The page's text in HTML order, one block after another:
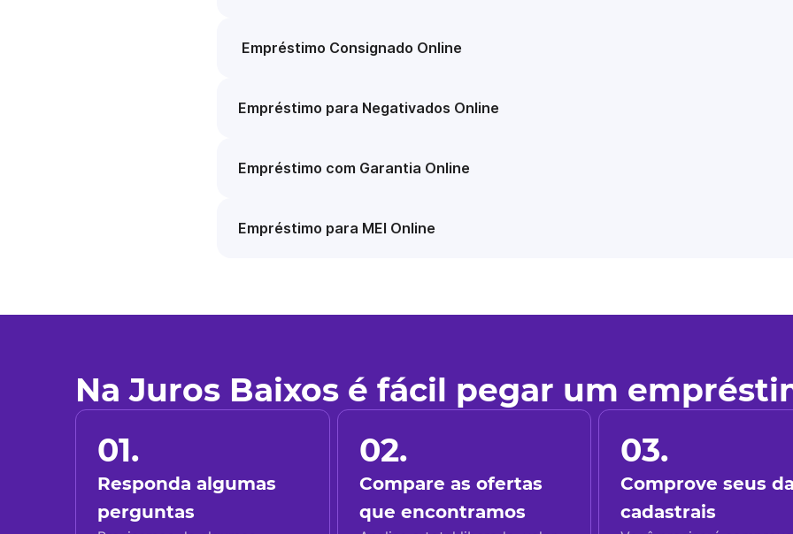
Empréstimo Consignado Online
Empréstimo para Negativados Online
Empréstimo com Garantia Online
Empréstimo para MEI Online
Na Juros Baixos é fácil pegar um
01.
Responda algumas
perguntas
02.
Compare as ofertas
que encontramos
03.
Comprove seus
cadastrais